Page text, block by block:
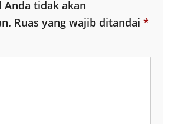
Anda tidak akan
Ruas yang wajib ditandai *